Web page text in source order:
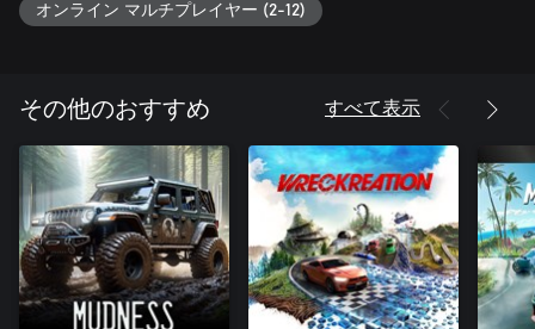
オンライン マルチプレイヤー (2-12)
その他のおすすめ すべて表示